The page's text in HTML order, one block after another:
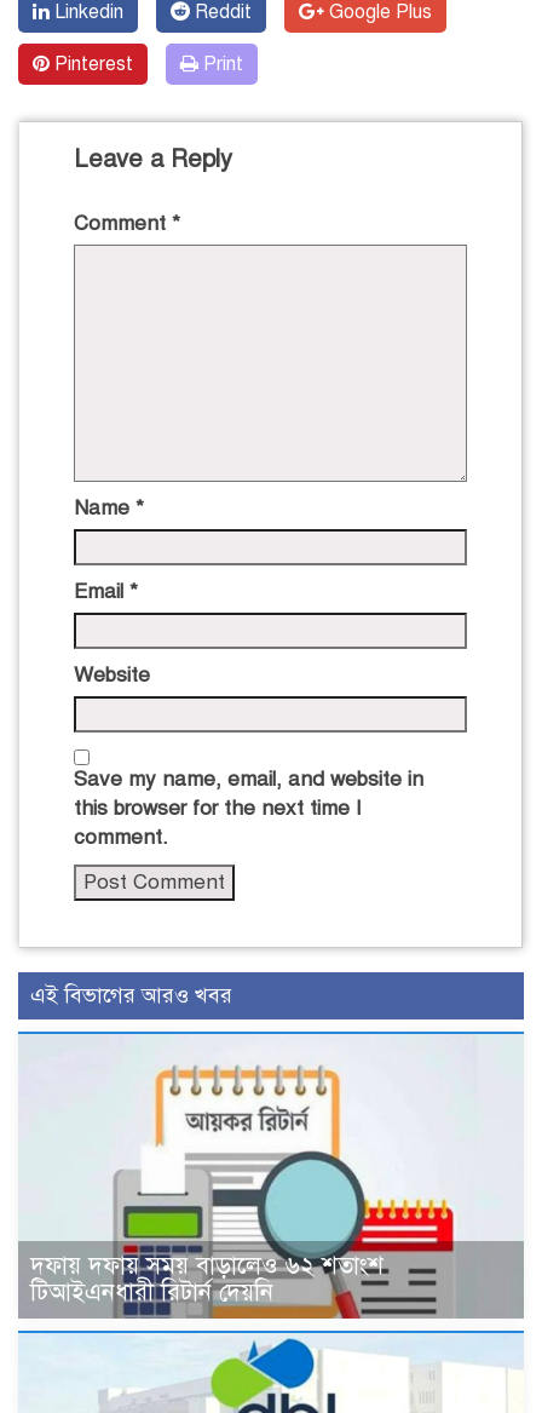
Linkedin Reddit Google Plus
Pinterest Print
Leave a Reply
Comment *
Name *
Email *
Website
Save my name, email, and website in
this browser for the next time I
comment.
এই বিভাগের আরও খবর
দফায় দফায় সময় বাড়ালেও ৬২ শতাংশ
টিআইএনধারী রিটার্ন দেয়নি